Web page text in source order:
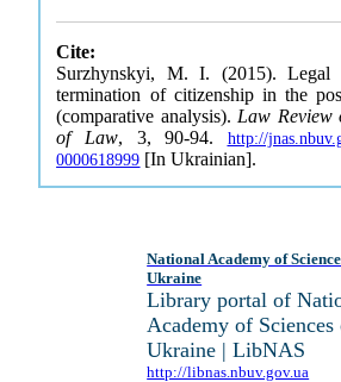
Cite:
Surzhynskyi, M. I. (2015). Legal
termination of citizenship in the
(comparative analysis). Law Review
of Law, 3, 90-94. http://
0000618999 [In Ukrainian].
National Academy of
Ukraine
Library portal of
Academy of Sciences
Ukraine | LibNAS
http://libnas.nbuv.gov.ua